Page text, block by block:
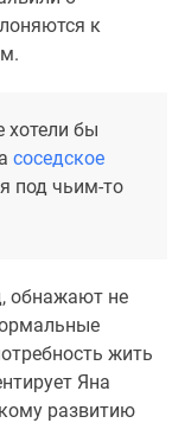
к
хотели бы
соседское
под чьим-то
обнажают не
жить
Яна
развитию